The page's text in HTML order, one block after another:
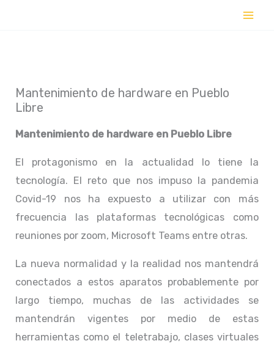
Mantenimiento de hardware en Pueblo
Libre
Mantenimiento de hardware en Pueblo Libre
El protagonismo en la actualidad lo tiene la
tecnología. El reto que nos impuso la pandemia
Covid-19 nos ha expuesto a utilizar con más
frecuencia las plataformas tecnológicas como
reuniones por zoom, Microsoft Teams entre otras.
La nueva normalidad y la realidad nos mantendrá
conectados a estos aparatos probablemente por
largo tiempo, muchas de las actividades se
mantendrán vigentes por medio de estas
herramientas como el teletrabajo, clases virtuales